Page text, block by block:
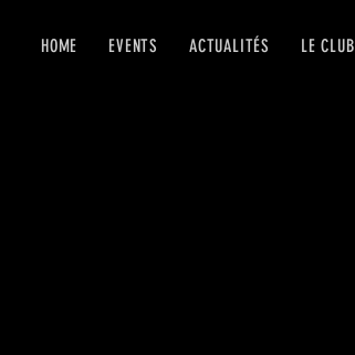
HOME EVENTS ACTUALITÉS LE CLUB